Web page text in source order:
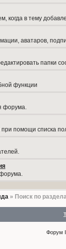
когда в тему
аватаров,
папки
функции
форума.
помощи списка
» Поиск по
Форум